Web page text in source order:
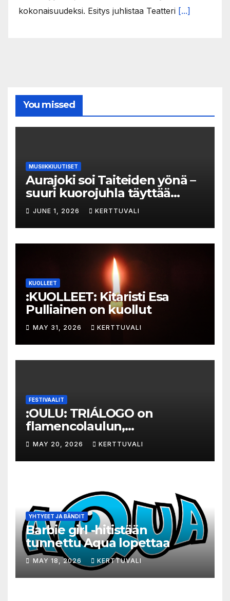
kokonaisuudeksi. Esitys juhlistaa Teatteri [...]
You missed
MUSIIKKIUUTISET
Aurajoki soi Taiteiden yönä –
suuri kuorojuhla täyttää
jokirannan musiikilla
JUNE 1, 2026 KERTTUVALI
KUOLLEET
:KUOLLEET: Kitaristi Esa
Pulliainen on kuollut
MAY 31, 2026 KERTTUVALI
FESTIVAALIT
:OULU: TRIÁLOGO on
flamencolaulun,
elektronisen musiikin ja
hylätyn tilan välinen trialogi
MAY 20, 2026 KERTTUVALI
YHTYEET JA BÄNDIT
Barbie girl -hitistään
tunnettu Aqua lopettaa
MAY 18, 2026 KERTTUVALI